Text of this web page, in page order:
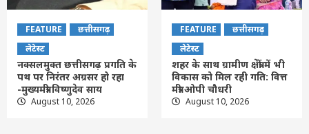
FEATURE
छत्तीसगढ़
लेटेस्ट
नक्सलमुक्त छत्तीसगढ़ प्रगति के
पथ पर निरंतर अग्रसर हो रहा
-मुख्यमंत्री विष्णुदेव साय
August 10, 2026
FEATURE
छत्तीसगढ़
लेटेस्ट
शहर के साथ ग्रामीण क्षेत्रों में भी
विकास को मिल रही गति: वित्त
मंत्री ओपी चौधरी
August 10, 2026